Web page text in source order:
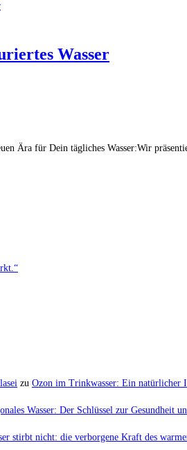
Wasser
Ära für Dein tägliches Wasser:Wir
zu Ozon im Trinkwasser: Ein natürlicher
Wasser: Der Schlüssel zur Gesundheit
stirbt nicht: die verborgene Kraft des